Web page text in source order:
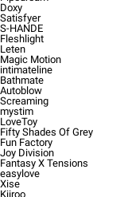
Doxy
Satisfyer
S-HANDE
Fleshlight
Leten
Magic Motion
intimateline
Bathmate
Autoblow
Screaming
mystim
LoveToy
Fifty Shades Of Grey
Fun Factory
Joy Division
Fantasy X Tensions
easylove
Xise
Kiiroo